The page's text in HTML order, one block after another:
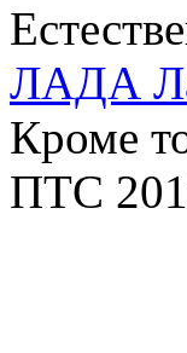
ЛАДА
Кроме
ПТС